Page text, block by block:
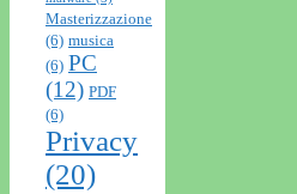
Masterizzazione
(6) musica
(6) PC
(12) PDF
(6)
Privacy
(20)